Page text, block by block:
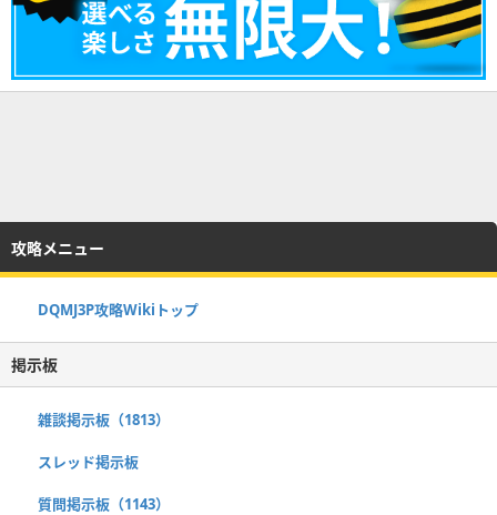
攻略メニュー
DQMJ3P攻略Wikiトップ
掲示板
雑談掲示板（1813）
スレッド掲示板
質問掲示板（1143）